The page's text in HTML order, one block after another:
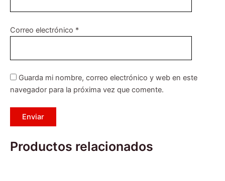
Correo electrónico *
Guarda mi nombre, correo electrónico y web en este
navegador para la próxima vez que comente.
Productos relacionados